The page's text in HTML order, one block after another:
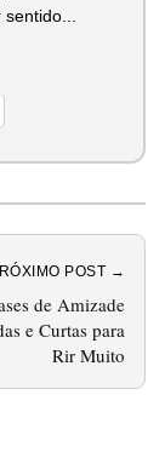
POST →
de Amizade
e Curtas para
Rir Muito